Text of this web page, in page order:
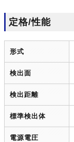
定格/性能
形式
検出面
検出距離
標準検出体
電源電圧